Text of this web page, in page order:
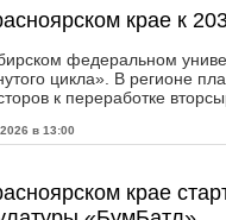
крае к
федеральном
цикла». В регионе
к переработке
в 13:00
крае